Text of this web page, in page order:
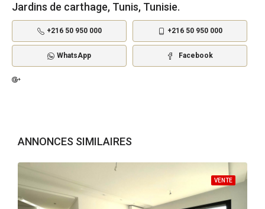
Jardins de carthage, Tunis, Tunisie.
+216 50 950 000 +216 50 950 000
WhatsApp Facebook
ANNONCES SIMILAIRES
VENTE